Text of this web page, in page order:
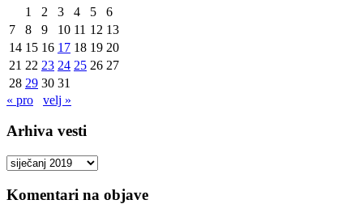
1
2 3 4 5
6
7
8 9 10 11 12 13
14 15 16 17 18 19 20
21 22 23 24 25 26 27
28 29 30 31
« pro
velj »
Arhiva vesti
Arhiva
Komentari na objave